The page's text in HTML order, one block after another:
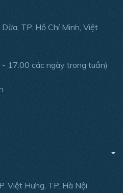
TP. Hồ Chí Minh, Việt
17:00 các ngày trong tuần)
Việt Hưng, TP. Hà Nội